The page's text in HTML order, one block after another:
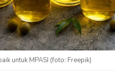
untuk MPASI (foto: Freepik)